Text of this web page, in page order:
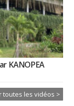
KANOPEA
toutes les vidéos >